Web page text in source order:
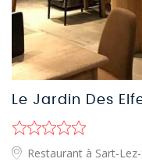
Le Jardin Des
Restaurant à Sart-Lez-